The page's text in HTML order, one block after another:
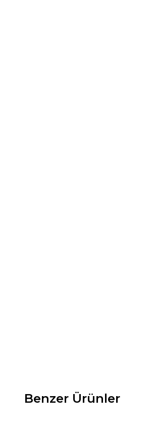
Benzer Ürünler
New ✨